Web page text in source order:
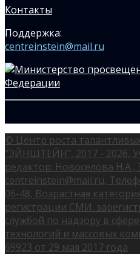
Контакты
Поддержка:
centreinstein@mail.ru
© Центр роста
"ЭЙНШТЕЙН", 2017 - 2026,
редактор: Новоселова Н.А.,
centreinstein@mail.ru,
06-48, Возрастная
регистрации СМИ:
службой по надзору в
технологий и массовых
69923 от 29 мая 2017 года